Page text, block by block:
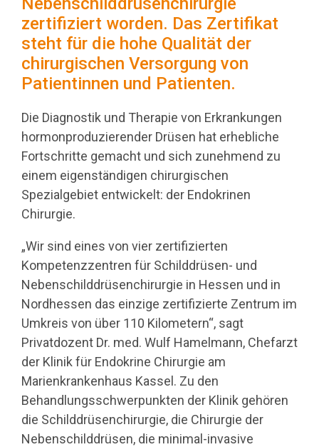
zertifiziert worden. Das Zertifikat
steht für die hohe Qualität der
chirurgischen Versorgung von
Patientinnen und Patienten.
Die Diagnostik und Therapie von Erkrankungen
hormonproduzierender Drüsen hat erhebliche
Fortschritte gemacht und sich zunehmend zu
einem eigenständigen chirurgischen
Spezialgebiet entwickelt: der Endokrinen
Chirurgie.
„Wir sind eines von vier zertifizierten
Kompetenzzentren für Schilddrüsen- und
Nebenschilddrüsenchirurgie in Hessen und in
Nordhessen das einzige zertifizierte Zentrum im
Umkreis von über 110 Kilometern“, sagt
Privatdozent Dr. med. Wulf Hamelmann, Chefarzt
der Klinik für Endokrine Chirurgie am
Marienkrankenhaus Kassel. Zu den
Behandlungsschwerpunkten der Klinik gehören
die Schilddrüsenchirurgie, die Chirurgie der
Nebenschilddrüsen, die minimal-invasive